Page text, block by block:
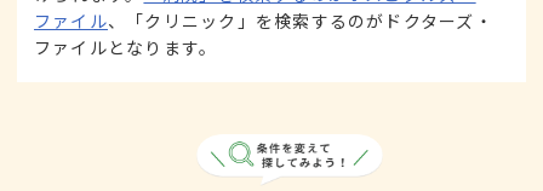
ファイル、「クリニック」を検索するのがドクターズ・
ファイルとなります。